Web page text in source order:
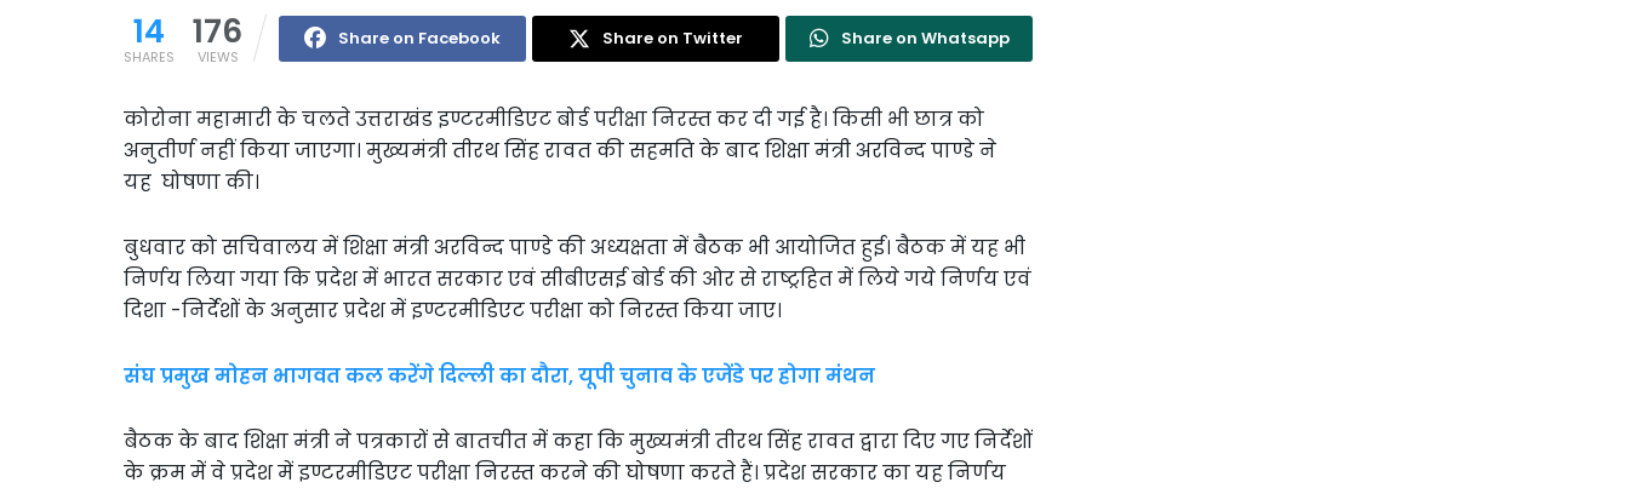
14
SHARES
176
VIEWS
Share on Facebook Share on Twitter Share on Whatsapp
कोरोना महामारी के चलते उत्तराखंड इण्टरमीडिएट बोर्ड परीक्षा निरस्त कर दी गई है। किसी भी छात्र को
अनुतीर्ण नहीं किया जाएगा। मुख्यमंत्री तीरथ सिंह रावत की सहमति के बाद शिक्षा मंत्री अरविन्द पाण्डे ने
यह घोषणा की।
बुधवार को सचिवालय में शिक्षा मंत्री अरविन्द पाण्डे की अध्यक्षता में बैठक भी आयोजित हुई। बैठक में यह भी
निर्णय लिया गया कि प्रदेश में भारत सरकार एवं सीबीएसई बोर्ड की ओर से राष्ट्रहित में लिये गये निर्णय एवं
दिशा -निर्देशों के अनुसार प्रदेश में इण्टरमीडिएट परीक्षा को निरस्त किया जाए।
संघ प्रमुख मोहन भागवत कल करेंगे दिल्ली का दौरा, यूपी चुनाव के एजेंडे पर होगा मंथन
बैठक के बाद शिक्षा मंत्री ने पत्रकारों से बातचीत में कहा कि मुख्यमंत्री तीरथ सिंह रावत द्वारा दिए गए निर्देशों
के क्रम में वे प्रदेश में इण्टरमीडिएट परीक्षा निरस्त करने की घोषणा करते हैं। प्रदेश सरकार का यह निर्णय